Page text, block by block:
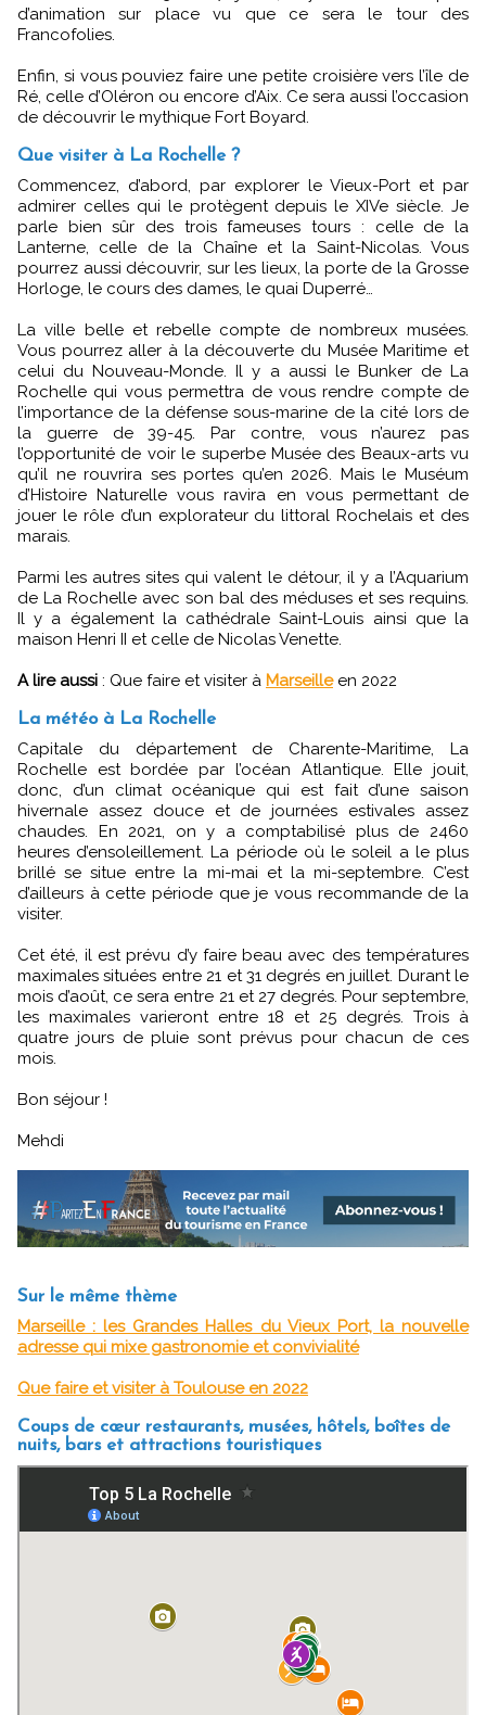
d’animation sur place vu que ce sera le tour des
Francofolies.
Enfin, si vous pouviez faire une petite croisière vers l’île de
Ré, celle d’Oléron ou encore d’Aix. Ce sera aussi l’occasion
de découvrir le mythique Fort Boyard.
Que visiter à La Rochelle ?
Commencez, d’abord, par explorer le Vieux-Port et par
admirer celles qui le protègent depuis le XIVe siècle. Je
parle bien sûr des trois fameuses tours : celle de la
Lanterne, celle de la Chaîne et la Saint-Nicolas. Vous
pourrez aussi découvrir, sur les lieux, la porte de la Grosse
Horloge, le cours des dames, le quai Duperré…
La ville belle et rebelle compte de nombreux musées.
Vous pourrez aller à la découverte du Musée Maritime et
celui du Nouveau-Monde. Il y a aussi le Bunker de La
Rochelle qui vous permettra de vous rendre compte de
l’importance de la défense sous-marine de la cité lors de
la guerre de 39-45. Par contre, vous n’aurez pas
l’opportunité de voir le superbe Musée des Beaux-arts vu
qu’il ne rouvrira ses portes qu’en 2026. Mais le Muséum
d’Histoire Naturelle vous ravira en vous permettant de
jouer le rôle d’un explorateur du littoral Rochelais et des
marais.
Parmi les autres sites qui valent le détour, il y a l’Aquarium
de La Rochelle avec son bal des méduses et ses requins.
Il y a également la cathédrale Saint-Louis ainsi que la
maison Henri II et celle de Nicolas Venette.
A lire aussi : Que faire et visiter à Marseilleen 2022
La météo à La Rochelle
Capitale du département de Charente-Maritime, La
Rochelle est bordée par l’océan Atlantique. Elle jouit,
donc, d’un climat océanique qui est fait d’une saison
hivernale assez douce et de journées estivales assez
chaudes. En 2021, on y a comptabilisé plus de 2460
heures d’ensoleillement. La période où le soleil a le plus
brillé se situe entre la mi-mai et la mi-septembre. C’est
d’ailleurs à cette période que je vous recommande de la
visiter.
Cet été, il est prévu d’y faire beau avec des températures
maximales situées entre 21 et 31 degrés en juillet. Durant le
mois d’août, ce sera entre 21 et 27 degrés. Pour septembre,
les maximales varieront entre 18 et 25 degrés. Trois à
quatre jours de pluie sont prévus pour chacun de ces
mois.
Bon séjour !
Mehdi
Sur le même thème
Marseille : les Grandes Halles du Vieux Port, la nouvelle
adresse qui mixe gastronomie et convivialité
Que faire et visiter à Toulouse en 2022
Coups de cœur restaurants, musées, hôtels, boîtes de
nuits, bars et attractions touristiques